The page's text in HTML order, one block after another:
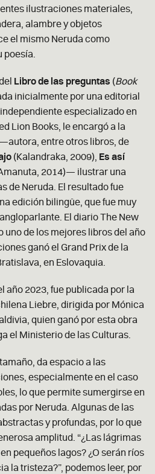
ilustraciones materiales,
alambre y objetos
el mismo Neruda como
poesía.
Libro de las preguntas (Book
inicialmente por una editorial
especializado en
Lion Books, le encargó a la
—autora, entre otros libros, de
(Kalandraka, 2009), Es así
2014)— ilustrar una
de Neruda. El resultado fue
edición bilingüe, que fue muy
El diario The New
uno de los mejores libros del año
ganó el Grand Prix de la
en Eslovaquia.
año 2023, fue publicada por la
Liebre, dirigida por Mónica
quien ganó por esta obra
el Ministerio de las Culturas.
da espacio a las
especialmente en el caso
lo que permite sumergirse en
por Neruda. Algunas de las
y profundas, por lo que
amplitud. “¿Las lágrimas
pequeños lagos? ¿O serán ríos
la tristeza?”, podemos leer, por